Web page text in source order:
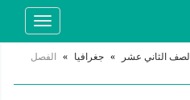
Toggle
الصف الثاني عشر » جغرافيا »
الفصل